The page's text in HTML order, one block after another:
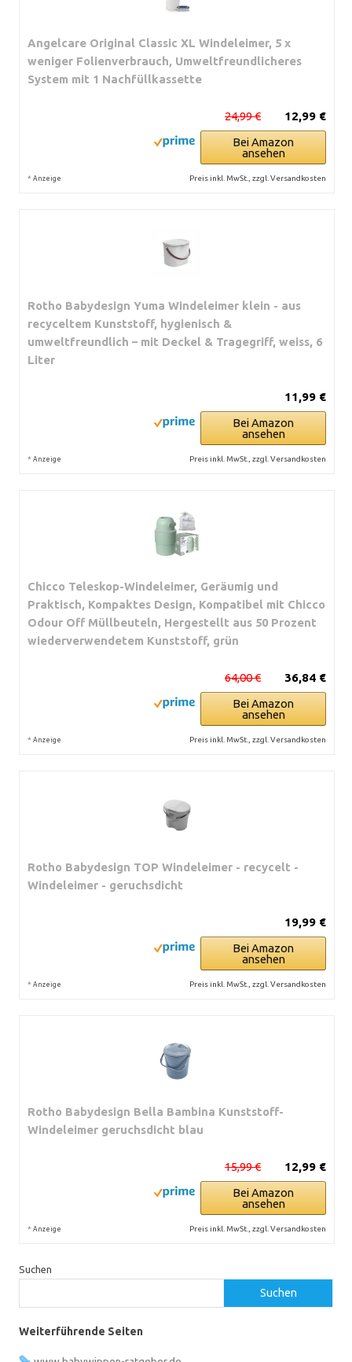
Angelcare Original Classic XL Windeleimer, 5 x
weniger Folienverbrauch, Umweltfreundlicheres
System mit 1 Nachfüllkassette
12,99 €
24,99 €
Bei Amazon
ansehen
* Anzeige Preis inkl. MwSt., zzgl. Versandkosten
Rotho Babydesign Yuma Windeleimer klein - aus
recyceltem Kunststoff, hygienisch &
umweltfreundlich – mit Deckel & Tragegriff, weiss, 6
Liter
11,99 €
Bei Amazon
ansehen
* Anzeige Preis inkl. MwSt., zzgl. Versandkosten
Chicco Teleskop-Windeleimer, Geräumig und
Praktisch, Kompaktes Design, Kompatibel mit Chicco
Odour Off Müllbeuteln, Hergestellt aus 50 Prozent
wiederverwendetem Kunststoff, grün
36,84 €
64,00 €
Bei Amazon
ansehen
* Anzeige Preis inkl. MwSt., zzgl. Versandkosten
Rotho Babydesign TOP Windeleimer - recycelt -
Windeleimer - geruchsdicht
19,99 €
Bei Amazon
ansehen
* Anzeige Preis inkl. MwSt., zzgl. Versandkosten
Rotho Babydesign Bella Bambina Kunststoff-
Windeleimer geruchsdicht blau
12,99 €
15,99 €
Bei Amazon
ansehen
* Anzeige Preis inkl. MwSt., zzgl. Versandkosten
Suchen
Suchen
Weiterführende Seiten